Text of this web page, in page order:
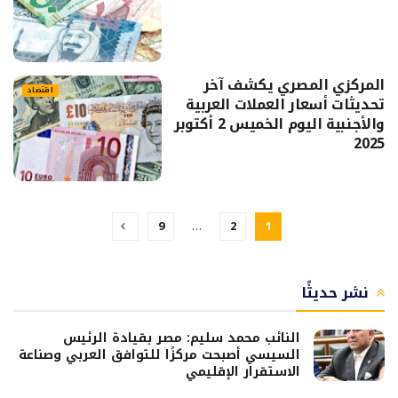
اقتصاد المركزي المصري يكشف آخر
تحديثات أسعار العملات العربية
والأجنبية اليوم الخميس 2 أكتوبر
2025
1
2
…
9
نشر حديثًا
النائب محمد سليم: مصر بقيادة الرئيس
السيسي أصبحت مركزًا للتوافق العربي وصناعة
الاستقرار الإقليمي